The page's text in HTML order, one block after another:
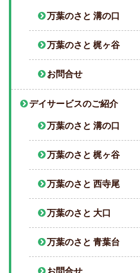
万葉のさと 溝の口
万葉のさと 梶ヶ谷
お問合せ
デイサービスのご紹介
万葉のさと 溝の口
万葉のさと 梶ヶ谷
万葉のさと 西寺尾
万葉のさと 大口
万葉のさと 青葉台
お問合せ